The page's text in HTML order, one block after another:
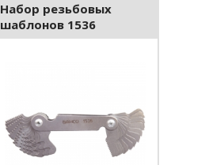
Набор резьбовых
шаблонов 1536